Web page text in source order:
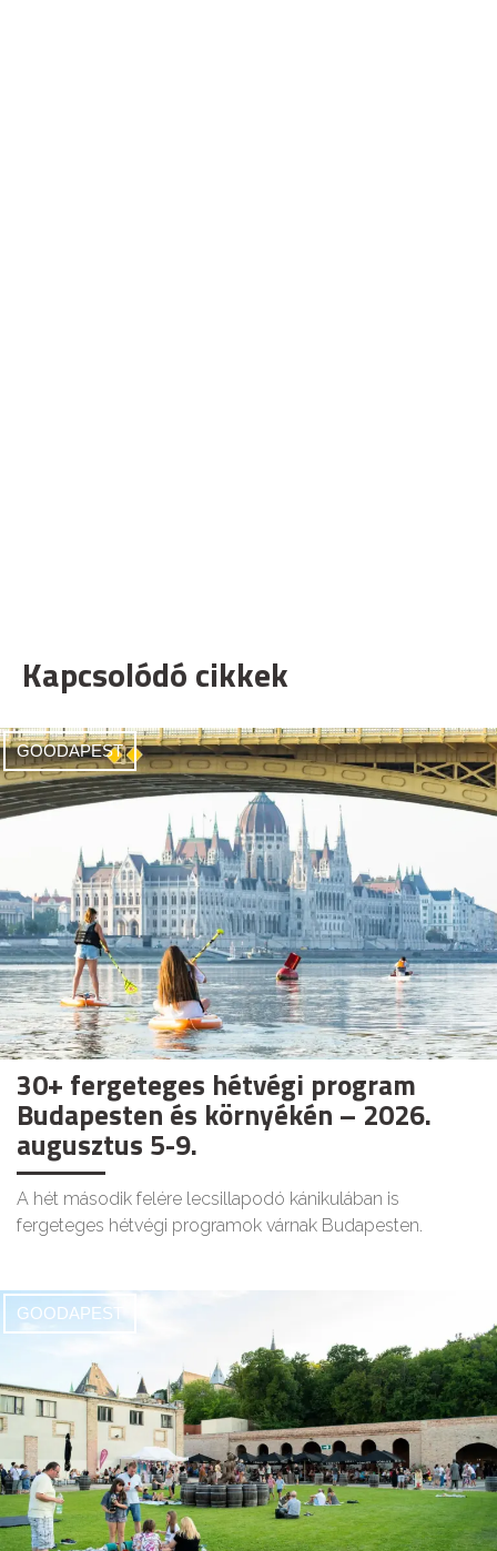
Kapcsolódó cikkek
GOODAPEST
30+ fergeteges hétvégi program
Budapesten és környékén – 2026.
augusztus 5-9.
A hét második felére lecsillapodó kánikulában is
fergeteges hétvégi programok várnak Budapesten.
GOODAPEST